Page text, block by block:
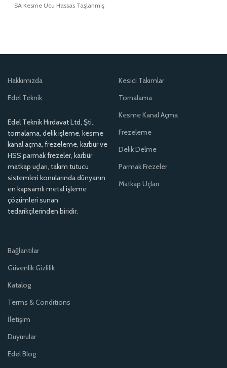
SA Kesme Ucu Hassas Taşlanmış
Hakkımızda
Edel Teknik
Edel Teknik Hırdavat Ltd, Şti.,
tornalama, delik işleme, kesme
kanal açma, frezeleme, karbür ve
HSS parmak frezeler, karbür
matkap uçları, takım tutucu
sistemleri konularında dünyanın
en kapsamlı metal işleme
çözümleri sunan
tedarikçilerinden biridir.
Kesici Takımlar
Tornalama
Kesme Kanal Açma
Frezeleme
Delik Delme
Parmak Frezeler
Matkap Uçları
Bağlantılar
Güvenlik Gizlilik
Katalog
Terms & Conditions
İletişim
Duyurular
Edel Blog